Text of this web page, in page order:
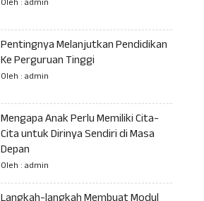
Oleh : admin
Pentingnya Melanjutkan Pendidikan
Ke Perguruan Tinggi
Oleh : admin
Mengapa Anak Perlu Memiliki Cita-
Cita untuk Dirinya Sendiri di Masa
Depan
Oleh : admin